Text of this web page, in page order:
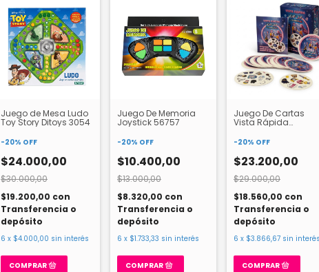
Juego de Mesa Ludo
Toy Story Ditoys 3054
-20% OFF
$24.000,00
$30.000,00
$19.200,00 con
Transferencia o
depósito
6 x $4.000,00 sin interés
Juego De Memoria
Joystick 56757
-20% OFF
$10.400,00
$13.000,00
$8.320,00 con
Transferencia o
depósito
6 x $1.733,33 sin interés
Juego De Cartas
Vista Rápida
-20% OFF
$23.200,00
$29.000,00
$18.560,00 con
Transferencia o
depósito
6 x $3.866,67 sin interés